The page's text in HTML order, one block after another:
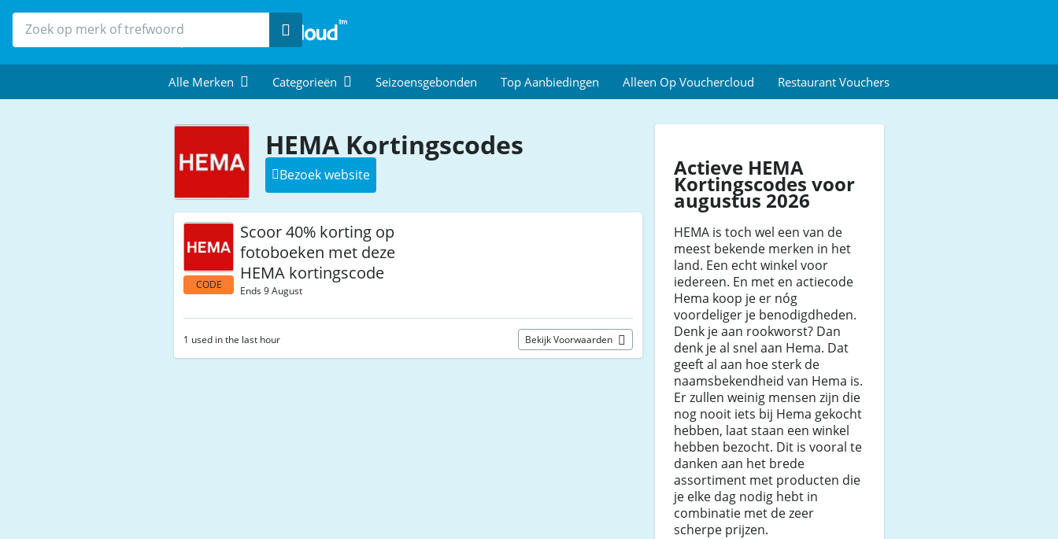
Zoek
Alle Merken Categorieën Seizoensgebonden Top Aanbiedingen Alleen Op Vouchercloud Restaurant Vouchers
HEMA Kortingscodes
Bezoek website
CODE
Scoor 40% korting op
fotoboeken met deze
HEMA kortingscode
Ends 9 August
1 used in the last hour Bekijk Voorwaarden
Actieve HEMA
Kortingscodes voor
augustus 2026
HEMA is toch wel een van de
meest bekende merken in het
land. Een echt winkel voor
iedereen. En met en actiecode
Hema koop je er nóg
voordeliger je benodigdheden.
Denk je aan rookworst? Dan
denk je al snel aan Hema. Dat
geeft al aan hoe sterk de
naamsbekendheid van Hema is.
Er zullen weinig mensen zijn die
nog nooit iets bij Hema gekocht
hebben, laat staan een winkel
hebben bezocht. Dit is vooral te
danken aan het brede
assortiment met producten die
je elke dag nodig hebt in
combinatie met de zeer
scherpe prijzen.